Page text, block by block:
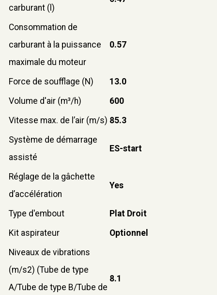
carburant (l)
Consommation de
carburant à la puissance
maximale du moteur
0.57
Force de soufflage (N)
13.0
Volume d'air (m³/h)
600
Vitesse max. de l’air (m/s) 85.3
Système de démarrage
assisté
ES-start
Réglage de la gâchette
d’accélération
Yes
Type d'embout
Plat Droit
Kit aspirateur
Optionnel
Niveaux de vibrations
(m/s2) (Tube de type
A/Tube de type B/Tube de
8.1